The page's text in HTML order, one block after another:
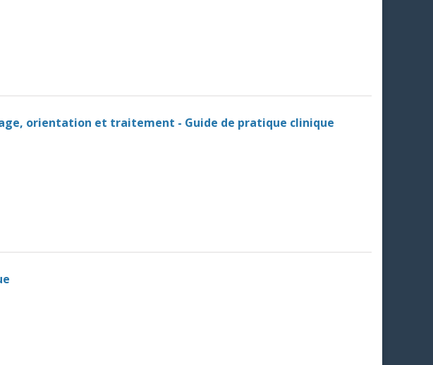
orientation et traitement - Guide de pratique clinique